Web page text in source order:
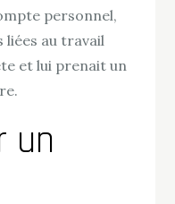
personnel,
liées au travail
et lui prenait un
un